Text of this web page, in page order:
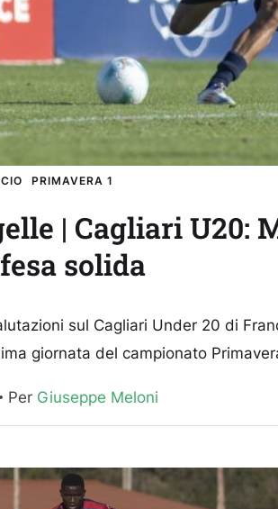
PRIMAVERA 1
| Cagliari U20:
solida
sul Cagliari Under 20 di
giornata del campionato
Per Giuseppe Meloni